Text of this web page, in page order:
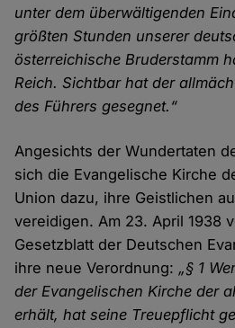
unter dem überwältigenden
größten Stunden unserer
österreichische Bruderstamm
Reich. Sichtbar hat der
des Führers gesegnet.“
Angesichts der Wundertaten
sich die Evangelische Kirche
Union dazu, ihre Geistlichen
vereidigen. Am 23. April 1938
Gesetzblatt der Deutschen
ihre neue Verordnung: „§ 1
der Evangelischen Kirche der
erhält, hat seine Treuepflicht